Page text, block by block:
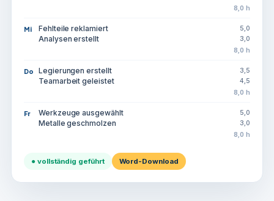
8,0 h
Mi Fehlteile reklamiert 5,0
Analysen erstellt 3,0
8,0 h
Do Legierungen erstellt 3,5
Teamarbeit geleistet 4,5
8,0 h
Fr Werkzeuge ausgewählt 5,0
Metalle geschmolzen 3,0
8,0 h
● vollständig geführt Word-Download